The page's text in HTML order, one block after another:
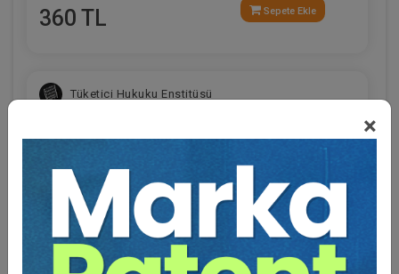
×
360 TL Sepete Ekle
Tüketici Hukuku Enstitüsü
Eğitmen Hakkında